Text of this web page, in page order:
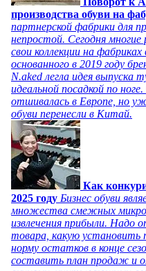
производства обуви на
партнерской фабрики для
непростой. Сегодня
свои коллекции на
основанного в 2019 году
N.aked легла идея выпуска
идеальной посадкой по
отшивалась в Европе, но
обуви перенесли в Китай.
Как
2025 году Бизнес обуви
множества смежных
извлечения прибыли. Надо
товара, какую установить
норму остатков в конце
составить план продаж и